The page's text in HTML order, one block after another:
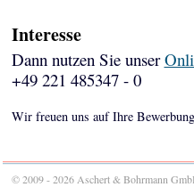
Interesse
Dann nutzen Sie unser
+49 221 485347 - 0
Wir freuen uns auf Ihre
© 2009 - 2026 Aschert & Bohrmann